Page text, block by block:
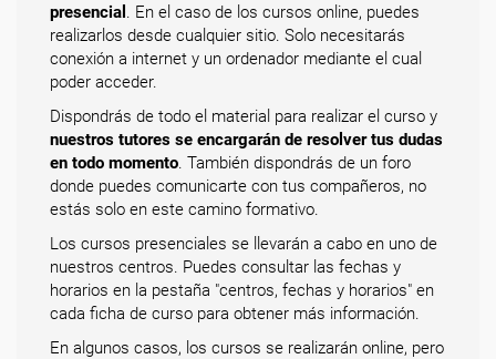
presencial . En el caso de los cursos online, puedes
realizarlos desde cualquier sitio. Solo necesitarás
conexión a internet y un ordenador mediante el cual
poder acceder.
Dispondrás de todo el material para realizar el curso y
nuestros tutores se encargarán de resolver tus dudas
en todo momento. También dispondrás de un foro
donde puedes comunicarte con tus compañeros, no
estás solo en este camino formativo.
Los cursos presenciales se llevarán a cabo en uno de
nuestros centros. Puedes consultar las fechas y
horarios en la pestaña "centros, fechas y horarios" en
cada ficha de curso para obtener más información.
En algunos casos, los cursos se realizarán online, pero